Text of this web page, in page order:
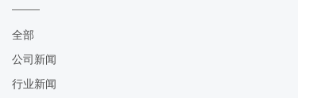
全部
公司新闻
行业新闻